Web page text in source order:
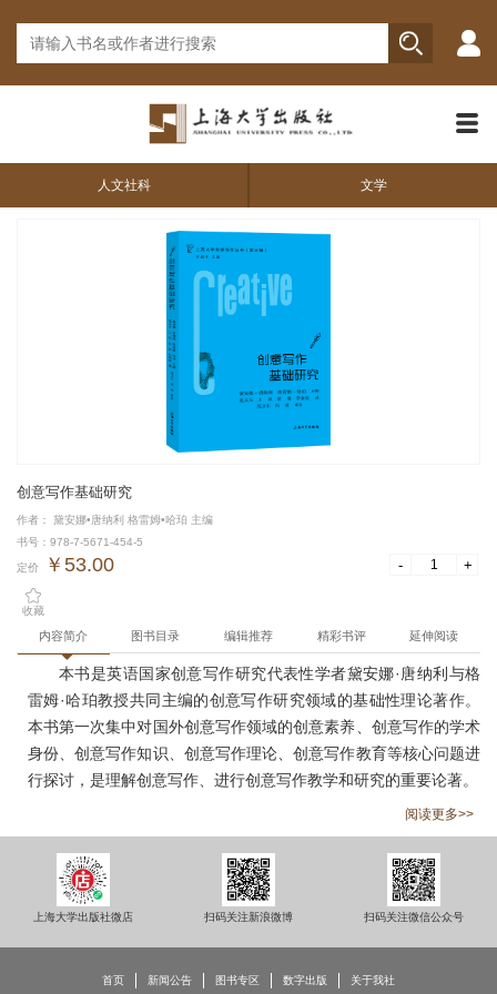
人文社科 文学
创意写作基础研究
作者： 黛安娜•唐纳利 格雷姆•哈珀 主编
书号：978-7-5671-454-5
定价 ￥53.00 - +
收藏
内容简介 图书目录 编辑推荐 精彩书评 延伸阅读
本书是英语国家创意写作研究代表性学者黛安娜·唐纳利与格
雷姆·哈珀教授共同主编的创意写作研究领域的基础性理论著作。
本书第一次集中对国外创意写作领域的创意素养、创意写作的学术
身份、创意写作知识、创意写作理论、创意写作教育等核心问题进
行探讨，是理解创意写作、进行创意写作教学和研究的重要论著。
阅读更多>>
上海大学出版社微店 扫码关注新浪微博 扫码关注微信公众号
首页 新闻公告 图书专区 数字出版 关于我社